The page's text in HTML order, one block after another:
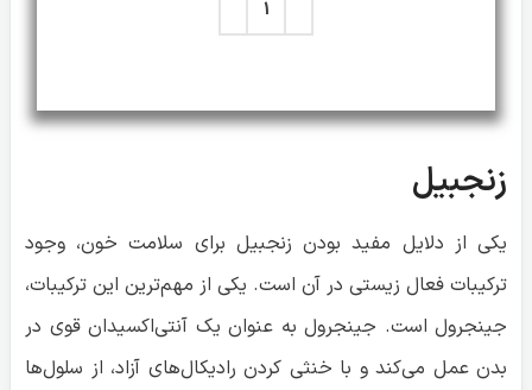
یکی از دلایل مفید بودن زنجبیل برای سلامت خون، وجود
بدن عمل می‌کند و با خنثی کردن رادیکال‌های آزاد، از سلول‌ها
در برابر آسیب محافظت می‌کند. رادیکال‌های آزاد می‌توانند به
دهند.
علاوه بر این، جینجرول دارای خواص ضد التهابی قوی هم
است. لذا با توجه به اینکه التهاب مزمن یکی از عوامل اصلی